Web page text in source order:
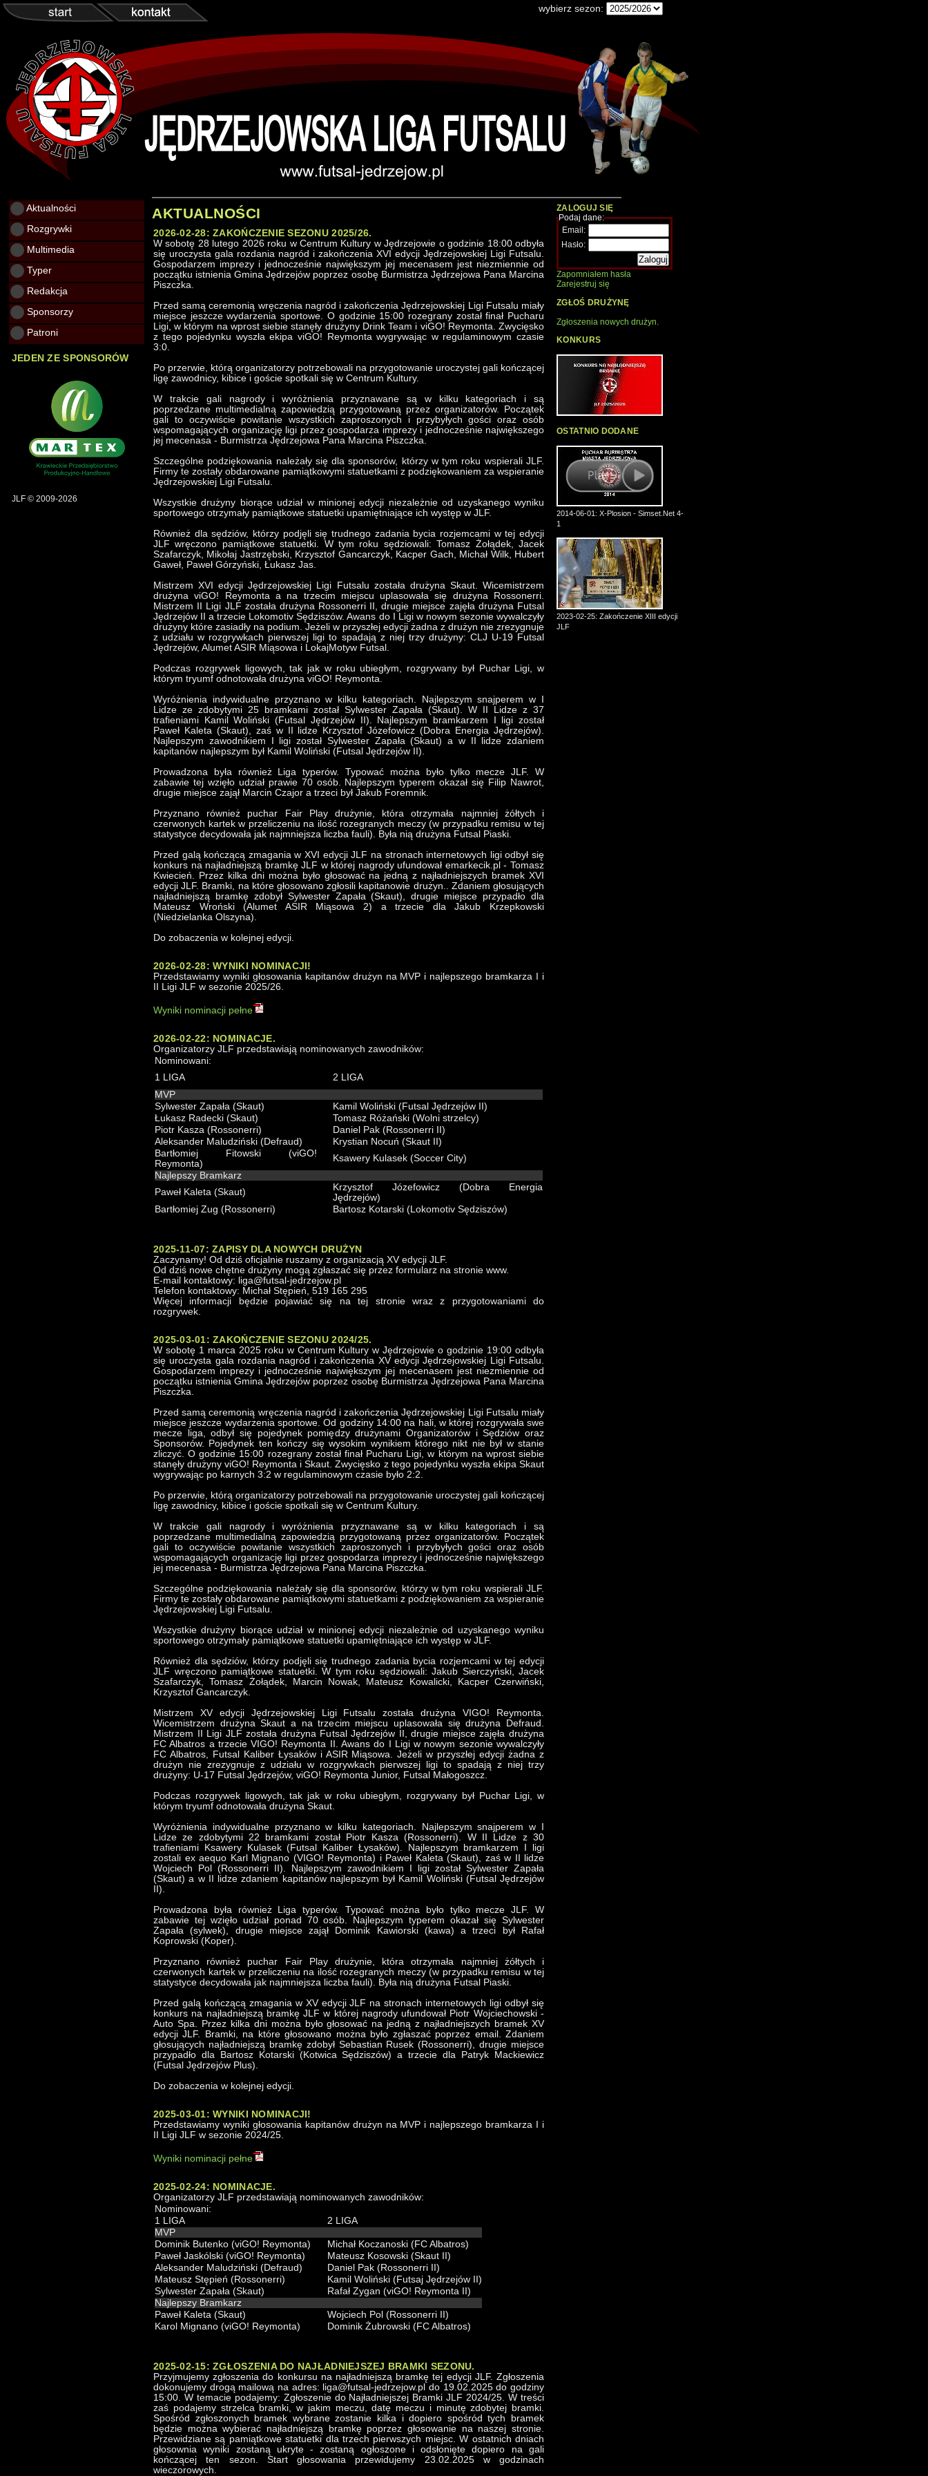
wybierz sezon:
Aktualności
Rozgrywki
Multimedia
Typer
Redakcja
Sponsorzy
Patroni
JEDEN ZE SPONSORÓW
JLF © 2009-2026
AKTUALNOŚCI
2026-02-28: ZAKOŃCZENIE SEZONU 2025/26.
W sobotę 28 lutego 2026 roku w Centrum Kultury w Jędrzejowie o godzinie 18:00 odbyła
się uroczysta gala rozdania nagród i zakończenia XVI edycji Jędrzejowskiej Ligi Futsalu.
Gospodarzem imprezy i jednocześnie największym jej mecenasem jest niezmiennie od
początku istnienia Gmina Jędrzejów poprzez osobę Burmistrza Jędrzejowa Pana Marcina
Piszczka.
Przed samą ceremonią wręczenia nagród i zakończenia Jędrzejowskiej Ligi Futsalu miały
miejsce jeszcze wydarzenia sportowe. O godzinie 15:00 rozegrany został finał Pucharu
Ligi, w którym na wprost siebie stanęły drużyny Drink Team i viGO! Reymonta. Zwycięsko
z tego pojedynku wyszła ekipa viGO! Reymonta wygrywając w regulaminowym czasie
3:0.
Po przerwie, którą organizatorzy potrzebowali na przygotowanie uroczystej gali kończącej
ligę zawodnicy, kibice i goście spotkali się w Centrum Kultury.
W trakcie gali nagrody i wyróżnienia przyznawane są w kilku kategoriach i są
poprzedzane multimedialną zapowiedzią przygotowaną przez organizatorów. Początek
gali to oczywiście powitanie wszystkich zaproszonych i przybyłych gości oraz osób
wspomagających organizację ligi przez gospodarza imprezy i jednocześnie największego
jej mecenasa - Burmistrza Jędrzejowa Pana Marcina Piszczka.
Szczególne podziękowania należały się dla sponsorów, którzy w tym roku wspierali JLF.
Firmy te zostały obdarowane pamiątkowymi statuetkami z podziękowaniem za wspieranie
Jędrzejowskiej Ligi Futsalu.
Wszystkie drużyny biorące udział w minionej edycji niezależnie od uzyskanego wyniku
sportowego otrzymały pamiątkowe statuetki upamiętniające ich występ w JLF.
Również dla sędziów, którzy podjęli się trudnego zadania bycia rozjemcami w tej edycji
JLF wręczono pamiątkowe statuetki. W tym roku sędziowali: Tomasz Żołądek, Jacek
Szafarczyk, Mikołaj Jastrzębski, Krzysztof Gancarczyk, Kacper Gach, Michał Wilk, Hubert
Gaweł, Paweł Górzyński, Łukasz Jas.
Mistrzem XVI edycji Jędrzejowskiej Ligi Futsalu została drużyna Skaut. Wicemistrzem
drużyna viGO! Reymonta a na trzecim miejscu uplasowała się drużyna Rossonerri.
Mistrzem II Ligi JLF została drużyna Rossonerri II, drugie miejsce zajęła drużyna Futsal
Jędrzejów II a trzecie Lokomotiv Sędziszów. Awans do I Ligi w nowym sezonie wywalczyły
drużyny które zasiadły na podium. Jeżeli w przyszłej edycji żadna z drużyn nie zrezygnuje
z udziału w rozgrywkach pierwszej ligi to spadają z niej trzy drużyny: CLJ U-19 Futsal
Jędrzejów, Alumet ASIR Miąsowa i LokajMotyw Futsal.
Podczas rozgrywek ligowych, tak jak w roku ubiegłym, rozgrywany był Puchar Ligi, w
którym tryumf odnotowała drużyna viGO! Reymonta.
Wyróżnienia indywidualne przyznano w kilku kategoriach. Najlepszym snajperem w I
Lidze ze zdobytymi 25 bramkami został Sylwester Zapała (Skaut). W II Lidze z 37
trafieniami Kamil Woliński (Futsal Jędrzejów II). Najlepszym bramkarzem I ligi został
Paweł Kaleta (Skaut), zaś w II lidze Krzysztof Józefowicz (Dobra Energia Jędrzejów).
Najlepszym zawodnikiem I ligi został Sylwester Zapała (Skaut) a w II lidze zdaniem
kapitanów najlepszym był Kamil Woliński (Futsal Jędrzejów II).
Prowadzona była również Liga typerów. Typować można było tylko mecze JLF. W
zabawie tej wzięło udział prawie 70 osób. Najlepszym typerem okazał się Filip Nawrot,
drugie miejsce zajął Marcin Czajor a trzeci był Jakub Foremnik.
Przyznano również puchar Fair Play drużynie, która otrzymała najmniej żółtych i
czerwonych kartek w przeliczeniu na ilość rozegranych meczy (w przypadku remisu w tej
statystyce decydowała jak najmniejsza liczba fauli). Była nią drużyna Futsal Piaski.
Przed galą kończącą zmagania w XVI edycji JLF na stronach internetowych ligi odbył się
konkurs na najładniejszą bramkę JLF w której nagrody ufundował emarkecik.pl - Tomasz
Kwiecień. Przez kilka dni można było głosować na jedną z najładniejszych bramek XVI
edycji JLF. Bramki, na które głosowano zgłosili kapitanowie drużyn.. Zdaniem głosujących
najładniejszą bramkę zdobył Sylwester Zapała (Skaut), drugie miejsce przypadło dla
Mateusz Wroński (Alumet ASIR Miąsowa 2) a trzecie dla Jakub Krzepkowski
(Niedzielanka Olszyna).
Do zobaczenia w kolejnej edycji.
2026-02-28: WYNIKI NOMINACJI!
Przedstawiamy wyniki głosowania kapitanów drużyn na MVP i najlepszego bramkarza I i
II Ligi JLF w sezonie 2025/26.
Wyniki nominacji pełne
2026-02-22: NOMINACJE.
Organizatorzy JLF przedstawiają nominowanych zawodników:
Nominowani:
1 LIGA
2 LIGA
MVP
Sylwester Zapała (Skaut)
Kamil Woliński (Futsal Jędrzejów II)
Łukasz Radecki (Skaut)
Tomasz Różański (Wolni strzelcy)
Piotr Kasza (Rossonerri)
Daniel Pak (Rossonerri II)
Aleksander Maludziński (Defraud)
Krystian Nocuń (Skaut II)
Bartłomiej Fitowski (viGO!
Reymonta)
Ksawery Kulasek (Soccer City)
Najlepszy Bramkarz
Paweł Kaleta (Skaut)
Krzysztof Józefowicz (Dobra Energia
Jędrzejów)
Bartłomiej Zug (Rossonerri)
Bartosz Kotarski (Lokomotiv Sędziszów)
2025-11-07: ZAPISY DLA NOWYCH DRUŻYN
Zaczynamy! Od dziś oficjalnie ruszamy z organizacją XV edycji JLF.
Od dziś nowe chętne drużyny mogą zgłaszać się przez formularz na stronie www.
E-mail kontaktowy: liga@futsal-jedrzejow.pl
Telefon kontaktowy: Michał Stępień, 519 165 295
Więcej informacji będzie pojawiać się na tej stronie wraz z przygotowaniami do
rozgrywek.
2025-03-01: ZAKOŃCZENIE SEZONU 2024/25.
W sobotę 1 marca 2025 roku w Centrum Kultury w Jędrzejowie o godzinie 19:00 odbyła
się uroczysta gala rozdania nagród i zakończenia XV edycji Jędrzejowskiej Ligi Futsalu.
Gospodarzem imprezy i jednocześnie największym jej mecenasem jest niezmiennie od
początku istnienia Gmina Jędrzejów poprzez osobę Burmistrza Jędrzejowa Pana Marcina
Piszczka.
Przed samą ceremonią wręczenia nagród i zakończenia Jędrzejowskiej Ligi Futsalu miały
miejsce jeszcze wydarzenia sportowe. Od godziny 14:00 na hali, w której rozgrywała swe
mecze liga, odbył się pojedynek pomiędzy drużynami Organizatorów i Sędziów oraz
Sponsorów. Pojedynek ten kończy się wysokim wynikiem którego nikt nie był w stanie
zliczyć. O godzinie 15:00 rozegrany został finał Pucharu Ligi, w którym na wprost siebie
stanęły drużyny viGO! Reymonta i Skaut. Zwycięsko z tego pojedynku wyszła ekipa Skaut
wygrywając po karnych 3:2 w regulaminowym czasie było 2:2.
Po przerwie, którą organizatorzy potrzebowali na przygotowanie uroczystej gali kończącej
ligę zawodnicy, kibice i goście spotkali się w Centrum Kultury.
W trakcie gali nagrody i wyróżnienia przyznawane są w kilku kategoriach i są
poprzedzane multimedialną zapowiedzią przygotowaną przez organizatorów. Początek
gali to oczywiście powitanie wszystkich zaproszonych i przybyłych gości oraz osób
wspomagających organizację ligi przez gospodarza imprezy i jednocześnie największego
jej mecenasa - Burmistrza Jędrzejowa Pana Marcina Piszczka.
Szczególne podziękowania należały się dla sponsorów, którzy w tym roku wspierali JLF.
Firmy te zostały obdarowane pamiątkowymi statuetkami z podziękowaniem za wspieranie
Jędrzejowskiej Ligi Futsalu.
Wszystkie drużyny biorące udział w minionej edycji niezależnie od uzyskanego wyniku
sportowego otrzymały pamiątkowe statuetki upamiętniające ich występ w JLF.
Również dla sędziów, którzy podjęli się trudnego zadania bycia rozjemcami w tej edycji
JLF wręczono pamiątkowe statuetki. W tym roku sędziowali: Jakub Sierczyński, Jacek
Szafarczyk, Tomasz Żołądek, Marcin Nowak, Mateusz Kowalicki, Kacper Czerwiński,
Krzysztof Gancarczyk.
Mistrzem XV edycji Jędrzejowskiej Ligi Futsalu została drużyna VIGO! Reymonta.
Wicemistrzem drużyna Skaut a na trzecim miejscu uplasowała się drużyna Defraud.
Mistrzem II Ligi JLF została drużyna Futsal Jędrzejów II, drugie miejsce zajęła drużyna
FC Albatros a trzecie VIGO! Reymonta II. Awans do I Ligi w nowym sezonie wywalczyły
FC Albatros, Futsal Kaliber Łysaków i ASIR Miąsowa. Jeżeli w przyszłej edycji żadna z
drużyn nie zrezygnuje z udziału w rozgrywkach pierwszej ligi to spadają z niej trzy
drużyny: U-17 Futsal Jędrzejów, viGO! Reymonta Junior, Futsal Małogoszcz.
Podczas rozgrywek ligowych, tak jak w roku ubiegłym, rozgrywany był Puchar Ligi, w
którym tryumf odnotowała drużyna Skaut.
Wyróżnienia indywidualne przyznano w kilku kategoriach. Najlepszym snajperem w I
Lidze ze zdobytymi 22 bramkami został Piotr Kasza (Rossonerri). W II Lidze z 30
trafieniami Ksawery Kulasek (Futsal Kaliber Łysaków). Najlepszym bramkarzem I ligi
zostali ex aequo Karl Mignano (VIGO! Reymonta) i Paweł Kaleta (Skaut), zaś w II lidze
Wojciech Pol (Rossonerri II). Najlepszym zawodnikiem I ligi został Sylwester Zapała
(Skaut) a w II lidze zdaniem kapitanów najlepszym był Kamil Woliński (Futsal Jędrzejów
II).
Prowadzona była również Liga typerów. Typować można było tylko mecze JLF. W
zabawie tej wzięło udział ponad 70 osób. Najlepszym typerem okazał się Sylwester
Zapała (sylwek), drugie miejsce zajął Dominik Kawiorski (kawa) a trzeci był Rafał
Koprowski (Koper).
Przyznano również puchar Fair Play drużynie, która otrzymała najmniej żółtych i
czerwonych kartek w przeliczeniu na ilość rozegranych meczy (w przypadku remisu w tej
statystyce decydowała jak najmniejsza liczba fauli). Była nią drużyna Futsal Piaski.
Przed galą kończącą zmagania w XV edycji JLF na stronach internetowych ligi odbył się
konkurs na najładniejszą bramkę JLF w której nagrody ufundował Piotr Wojciechowski -
Auto Spa. Przez kilka dni można było głosować na jedną z najładniejszych bramek XV
edycji JLF. Bramki, na które głosowano można było zgłaszać poprzez email. Zdaniem
głosujących najładniejszą bramkę zdobył Sebastian Rusek (Rossonerri), drugie miejsce
przypadło dla Bartosz Kotarski (Kotwica Sędziszów) a trzecie dla Patryk Mackiewicz
(Futsal Jędrzejów Plus).
Do zobaczenia w kolejnej edycji.
2025-03-01: WYNIKI NOMINACJI!
Przedstawiamy wyniki głosowania kapitanów drużyn na MVP i najlepszego bramkarza I i
II Ligi JLF w sezonie 2024/25.
Wyniki nominacji pełne
2025-02-24: NOMINACJE.
Organizatorzy JLF przedstawiają nominowanych zawodników:
Nominowani:
1 LIGA
2 LIGA
MVP
Dominik Butenko (viGO! Reymonta)
Michał Koczanoski (FC Albatros)
Paweł Jaskólski (viGO! Reymonta)
Mateusz Kosowski (Skaut II)
Aleksander Maludziński (Defraud)
Daniel Pak (Rossonerri II)
Mateusz Stępień (Rossonerri)
Kamil Woliński (Futsaj Jędrzejów II)
Sylwester Zapała (Skaut)
Rafał Zygan (viGO! Reymonta II)
Najlepszy Bramkarz
Paweł Kaleta (Skaut)
Wojciech Pol (Rossonerri II)
Karol Mignano (viGO! Reymonta)
Dominik Żubrowski (FC Albatros)
2025-02-15: ZGŁOSZENIA DO NAJŁADNIEJSZEJ BRAMKI SEZONU.
Przyjmujemy zgłoszenia do konkursu na najładniejszą bramkę tej edycji JLF. Zgłoszenia
dokonujemy drogą mailową na adres: liga@futsal-jedrzejow.pl do 19.02.2025 do godziny
15:00. W temacie podajemy: Zgłoszenie do Najładniejszej Bramki JLF 2024/25. W treści
zaś podajemy strzelca bramki, w jakim meczu, datę meczu i minutę zdobytej bramki.
Spośród zgłoszonych bramek wybrane zostanie kilka i dopiero spośród tych bramek
będzie można wybierać najładniejszą bramkę poprzez głosowanie na naszej stronie.
Przewidziane są pamiątkowe statuetki dla trzech pierwszych miejsc. W ostatnich dniach
głosownia wyniki zostaną ukryte - zostaną ogłoszone i odsłonięte dopiero na gali
kończącej ten sezon. Start głosowania przewidujemy 23.02.2025 w godzinach
wieczorowych.
ZALOGUJ SIĘ
Podaj dane:
Email:
Hasło:
Zapomniałem hasła
Zarejestruj się
ZGŁOŚ DRUŻYNĘ
Zgłoszenia nowych drużyn.
KONKURS
OSTATNIO DODANE
2014-06-01: X-Plosion - Simset.Net 4-
1
2023-02-25: Zakończenie XIII edycji
JLF